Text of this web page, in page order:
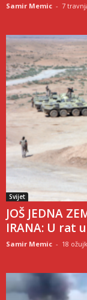
Samir Memic - 7
Svijet
JOŠ JEDNA
IRANA: U rat
Samir Memic - 18